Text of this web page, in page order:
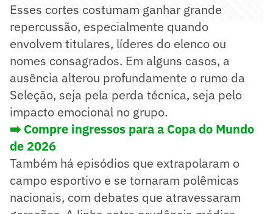
Esses cortes costumam ganhar grande
repercussão, especialmente quando
envolvem titulares, líderes do elenco ou
nomes consagrados. Em alguns casos, a
ausência alterou profundamente o rumo da
Seleção, seja pela perda técnica, seja pelo
impacto emocional no grupo.
➡️ Compre ingressos para a Copa do Mundo
de 2026
Também há episódios que extrapolaram o
campo esportivo e se tornaram polêmicas
nacionais, com debates que atravessaram